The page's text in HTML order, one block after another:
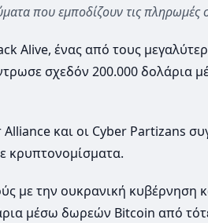
που εμποδίζουν τις πληρωμές
Alive, ένας από τους
σχεδόν 200.000 δολάρια
και οι Cyber ​​Partizans
κρυπτονομίσματα.
την ουκρανική κυβέρνηση
μέσω δωρεών Bitcoin από